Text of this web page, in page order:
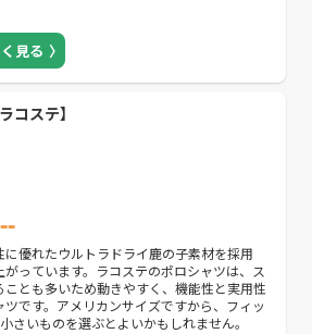
見る
コステ】
--
優れたウルトラドライ鹿の子素材を採用
がっています。ラコステのポロシャツは、ス
とも多いため動きやすく、機能性と実用性
です。アメリカンサイズですから、フィッ
さいものを選ぶとよいかもしれません。